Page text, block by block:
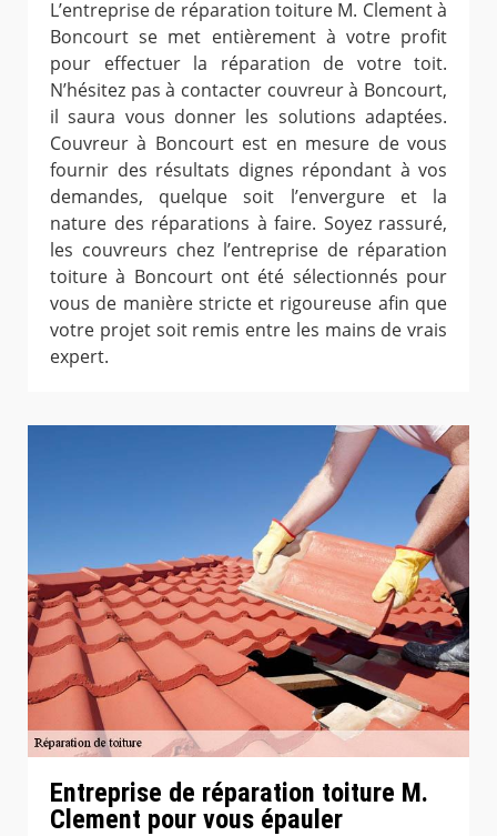
L’entreprise de réparation toiture M. Clement à
Boncourt se met entièrement à votre profit
pour effectuer la réparation de votre toit.
N’hésitez pas à contacter couvreur à Boncourt,
il saura vous donner les solutions adaptées.
Couvreur à Boncourt est en mesure de vous
fournir des résultats dignes répondant à vos
demandes, quelque soit l’envergure et la
nature des réparations à faire. Soyez rassuré,
les couvreurs chez l’entreprise de réparation
toiture à Boncourt ont été sélectionnés pour
vous de manière stricte et rigoureuse afin que
votre projet soit remis entre les mains de vrais
expert.
Entreprise de réparation toiture M.
Clement pour vous épauler